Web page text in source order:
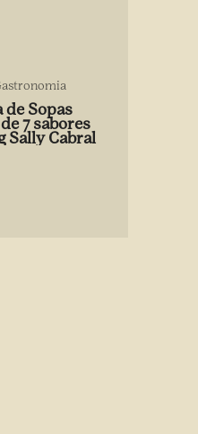
de Sopas
7 sabores
Sally Cabral